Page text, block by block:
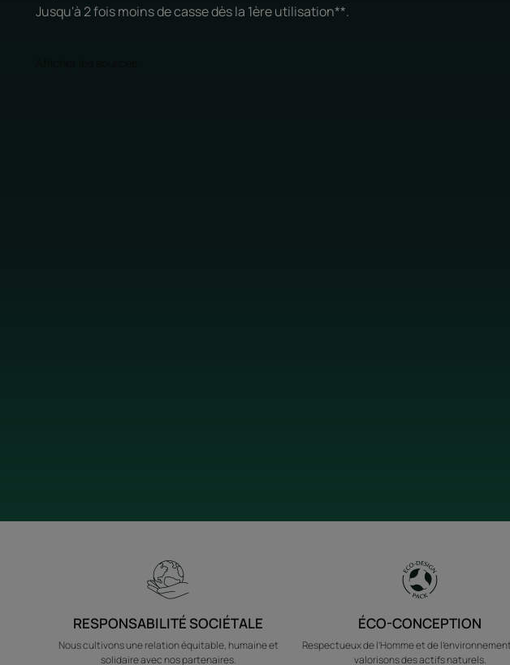
Jusqu'à 2 fois moins de casse dès la 1ère utilisation**.
RESPONSABILITÉ SOCIÉTALE
Nous cultivons une relation équitable, humaine et
solidaire avec nos partenaires.
ÉCO-CONCEPTION
Respectueux de l’Homme et de
valorisons des actifs naturels.